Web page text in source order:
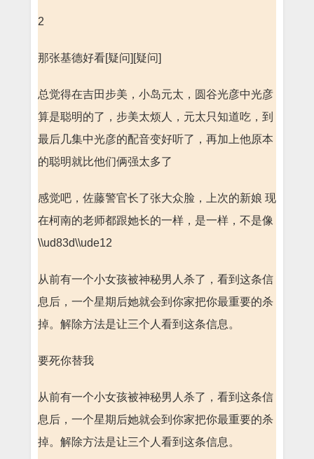
2
那张基德好看[疑问][疑问]
总觉得在吉田步美，小岛元太，圆谷光彦中光彦
算是聪明的了，步美太烦人，元太只知道吃，到
最后几集中光彦的配音变好听了，再加上他原本
的聪明就比他们俩强太多了
感觉吧，佐藤警官长了张大众脸，上次的新娘 现
在柯南的老师都跟她长的一样，是一样，不是像
\\ud83d\\ude12
从前有一个小女孩被神秘男人杀了，看到这条信
息后，一个星期后她就会到你家把你最重要的杀
掉。解除方法是让三个人看到这条信息。
要死你替我
从前有一个小女孩被神秘男人杀了，看到这条信
息后，一个星期后她就会到你家把你最重要的杀
掉。解除方法是让三个人看到这条信息。